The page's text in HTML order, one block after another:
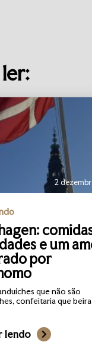
2
e um
por
que não são
confeitaria que beira
lendo